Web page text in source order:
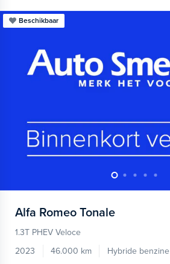
Beschikbaar
Alfa Romeo Tonale
1.3T PHEV Veloce
2023
46.000 km Hybride benzine